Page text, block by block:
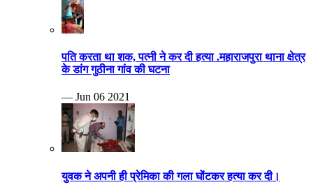
पति करता था शक, पत्नी ने कर दी हत्या .महाराजपुरा थाना क्षेत्र
के डांग गुठीना गांव की घटना
— Jun 06 2021
युवक ने अपनी ही प्रेमिका की गला घोंटकर हत्या कर दी।